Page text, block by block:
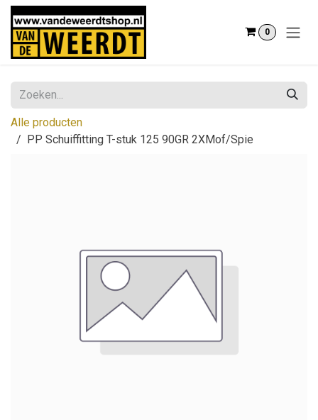
Overslaan naar inhoud
0
Alle producten
PP Schuiffitting T-stuk 125 90GR 2XMof/Spie